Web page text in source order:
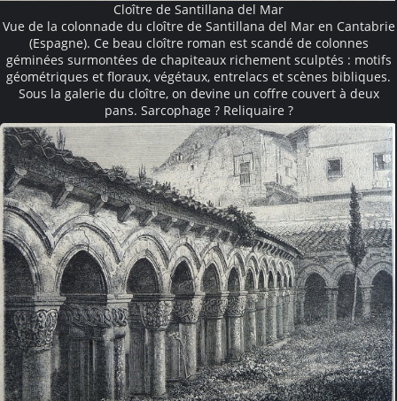
Cloître de Santillana del Mar
Vue de la colonnade du cloître de Santillana del Mar en Cantabrie
(Espagne). Ce beau cloître roman est scandé de colonnes
géminées surmontées de chapiteaux richement sculptés : motifs
géométriques et floraux, végétaux, entrelacs et scènes bibliques.
Sous la galerie du cloître, on devine un coffre couvert à deux
pans. Sarcophage ? Reliquaire ?